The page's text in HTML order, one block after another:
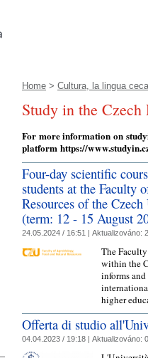
Home > Cultura, la lingua
Study in the Czech
For more information on
platform https://
Four-day scientific
students at the Faculty
Resources of the
(term: 12 - 15 August
24.05.2024 / 16:51 | Aktualizováno:
The
within the
informs
higher
Offerta di studio
04.04.2023 / 19:18 | Aktualizováno: